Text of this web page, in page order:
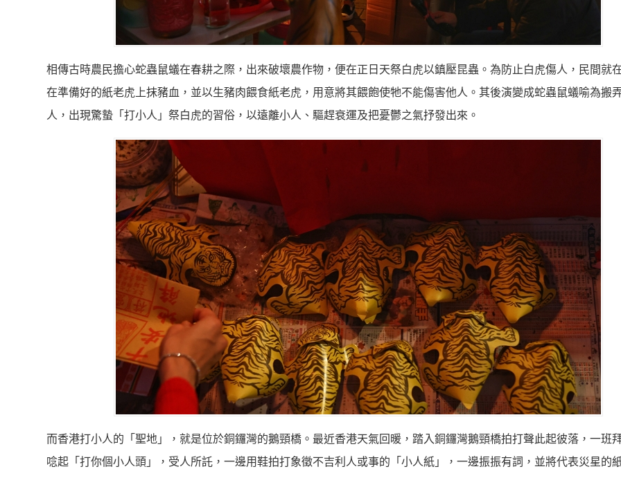
相傳古時農民擔心蛇蟲鼠蟻在春耕之際，出來破壞農作物，便在正日天祭白虎以鎮壓昆蟲。為防止白虎傷人，民間就
在準備好的紙老虎上抹豬血，並以生豬肉餵食紙老虎，用意將其餵飽使牠不能傷害他人。其後演變成蛇蟲鼠蟻喻為搬
人，出現驚蟄「打小人」祭白虎的習俗，以遠離小人、驅趕衰運及把憂鬱之氣抒發出來。
而香港打小人的「聖地」，就是位於銅鑼灣的鵝頸橋。最近香港天氣回暖，踏入銅鑼灣鵝頸橋拍打聲此起彼落，一班
唸起「打你個小人頭」，受人所託，一邊用鞋拍打象徵不吉利人或事的「小人紙」，一邊振振有詞，並將代表災星的